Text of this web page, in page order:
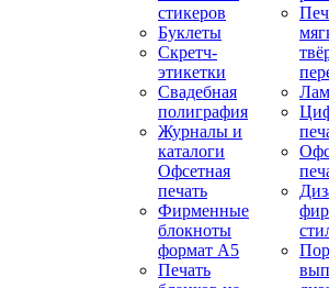
стикеров
Буклеты
Скретч-
этикетки
Свадебная
полиграфия
Журналы и
каталоги
Офсетная
печать
Фирменные
блокноты
формат А5
Печать